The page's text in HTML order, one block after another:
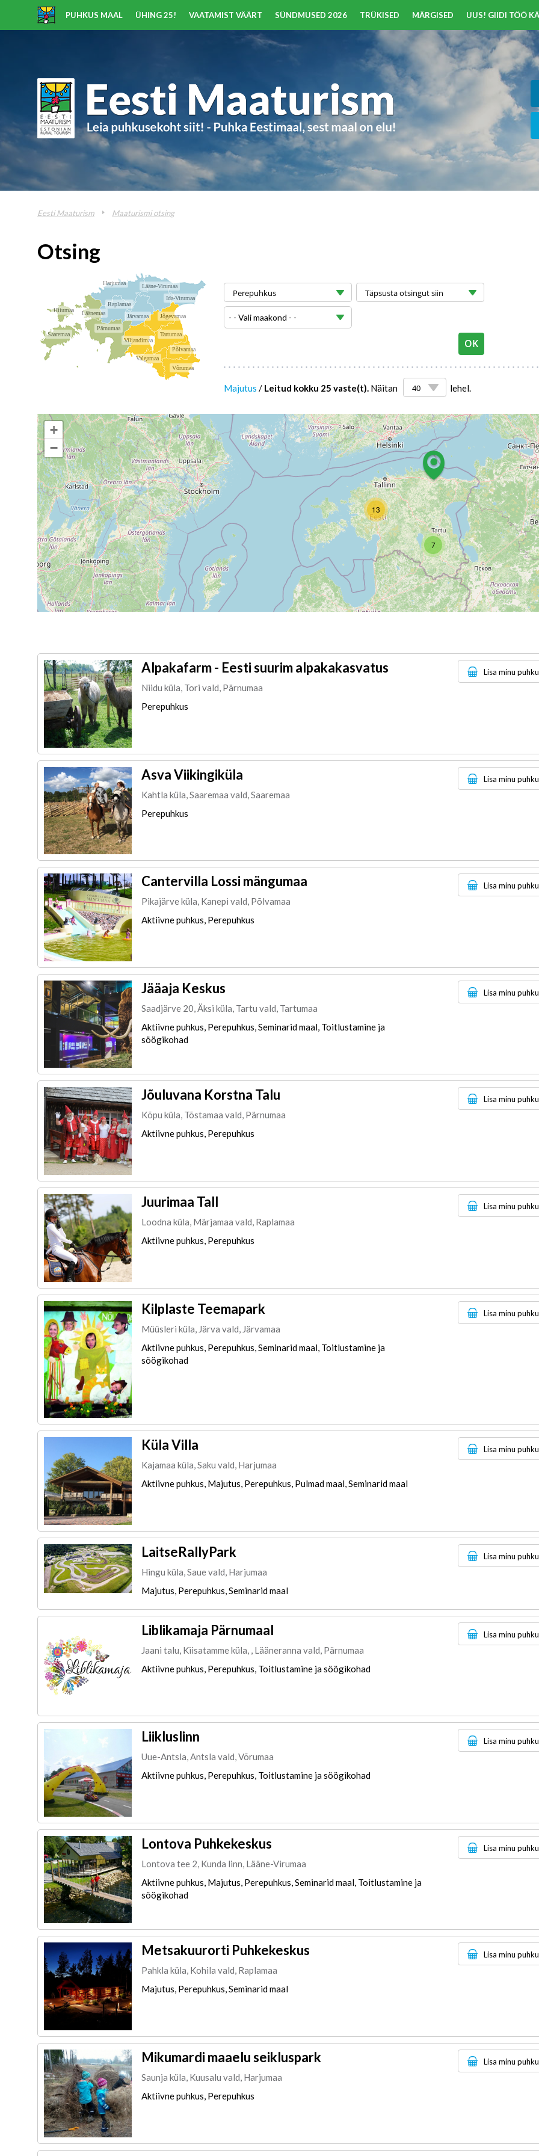
PUHKUS MAAL ÜHING 25! VAATAMIST VÄÄRT SÜNDMUSED 2026 TRÜKISED MÄRGISED UUS! GIIDI TÖÖ
Eesti Maaturism Maaturismi otsing
Otsing
Hiiumaa Läänemaa
Pärnumaa
Saaremaa
Harjumaa
Ida-Virumaa
Järvamaa
Lääne-Virumaa
Raplamaa
Jõgevamaa
Põlvamaa
Tartumaa
Valgamaa
Viljandimaa
Võrumaa
- - Vali maakond - -
Majutus / Leitud kokku 25 vaste(t). Näitan lehel.
7
13
+
−
Alpakafarm - Eesti suurim alpakakasvatus
Niidu küla, Tori vald, Pärnumaa
Perepuhkus
Lisa minu
Asva Viikingiküla
Kahtla küla, Saaremaa vald, Saaremaa
Perepuhkus
Lisa minu
Cantervilla Lossi mängumaa
Pikajärve küla, Kanepi vald, Põlvamaa
Aktiivne puhkus, Perepuhkus
Lisa minu
Jääaja Keskus
Saadjärve 20, Äksi küla, Tartu vald, Tartumaa
Aktiivne puhkus, Perepuhkus, Seminarid maal, Toitlustamine ja
söögikohad
Lisa minu
Jõuluvana Korstna Talu
Kõpu küla, Tõstamaa vald, Pärnumaa
Aktiivne puhkus, Perepuhkus
Lisa minu
Juurimaa Tall
Loodna küla, Märjamaa vald, Raplamaa
Aktiivne puhkus, Perepuhkus
Lisa minu
Kilplaste Teemapark
Müüsleri küla, Järva vald, Järvamaa
Aktiivne puhkus, Perepuhkus, Seminarid maal, Toitlustamine ja
söögikohad
Lisa minu
Küla Villa
Kajamaa küla, Saku vald, Harjumaa
Aktiivne puhkus, Majutus, Perepuhkus, Pulmad maal, Seminarid maal
Lisa minu
LaitseRallyPark
Hingu küla, Saue vald, Harjumaa
Majutus, Perepuhkus, Seminarid maal
Lisa minu
Liblikamaja Pärnumaal
Jaani talu, Kiisatamme küla, , Lääneranna vald, Pärnumaa
Aktiivne puhkus, Perepuhkus, Toitlustamine ja söögikohad
Lisa minu
Liikluslinn
Uue-Antsla, Antsla vald, Võrumaa
Aktiivne puhkus, Perepuhkus, Toitlustamine ja söögikohad
Lisa minu
Lontova Puhkekeskus
Lontova tee 2, Kunda linn, Lääne-Virumaa
Aktiivne puhkus, Majutus, Perepuhkus, Seminarid maal, Toitlustamine ja
söögikohad
Lisa minu
Metsakuurorti Puhkekeskus
Pahkla küla, Kohila vald, Raplamaa
Majutus, Perepuhkus, Seminarid maal
Lisa minu
Mikumardi maaelu seikluspark
Saunja küla, Kuusalu vald, Harjumaa
Aktiivne puhkus, Perepuhkus
Lisa minu